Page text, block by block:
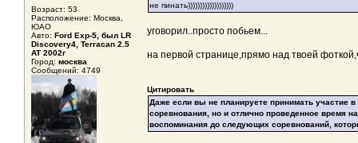
Возраст: 53
Расположение: Москва,
ЮАО
Авто: Ford Exp-5, был LR
Discovery4, Terracan 2.5
AT 2002г
Город: москва
Сообщений: 4749
не пинать)))))))))))))))))))
уговорил..просто побьем...
на первой странице,прямо над твоей
Цитировать
Даже если вы не планируете принимать участие
соревнования, но и отлично проведенное время
воспоминания до следующих соревнований,